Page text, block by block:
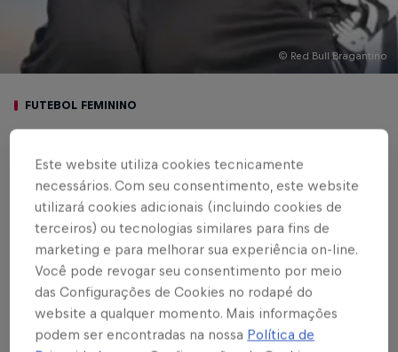
© Red Bull Bragantino
FUTEBOL FEMININO
EC São Bernardo e
seguem na ponta do
Estadual
Escrito por Vinicios Oliveira
3 min de leitura
Published on23.09.2022 · 15:23 UTC
Este website utiliza cookies tecnicamente
necessários. Com seu consentimento, este website
utilizará cookies adicionais (incluindo cookies de
terceiros) ou tecnologias similares para fins de
marketing e para melhorar sua experiência on-line.
Você pode revogar seu consentimento por meio
das Configurações de Cookies no rodapé do
website a qualquer momento. Mais informações
podem ser encontradas na nossa Política de